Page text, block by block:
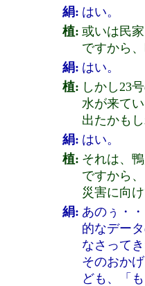
絹: はい。
植: 或いは民
ですから
絹: はい。
植: しかし23
水が来て
出たかもし
絹: はい。
植: それは、
ですから
災害に向
絹: あのぅ・
的なデー
なさって
そのおか
ども、「